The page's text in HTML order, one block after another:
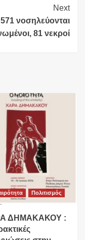
Next
νοσηλεύονται
81 νεκροί
Πολιτισμός
ΔΗΜΑΚΑΚΟΥ :